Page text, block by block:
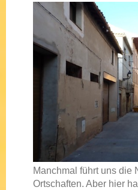
Manchmal führt uns die
Ortschaften. Aber hier